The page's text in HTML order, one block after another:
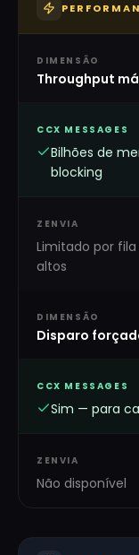
DIMENSÃO
Throughput
CCX MESSAGES
Bilhões de
blocking
ZENVIA
Limitado por
altos
DIMENSÃO
Disparo
CCX MESSAGES
Sim — para
ZENVIA
Não disponível